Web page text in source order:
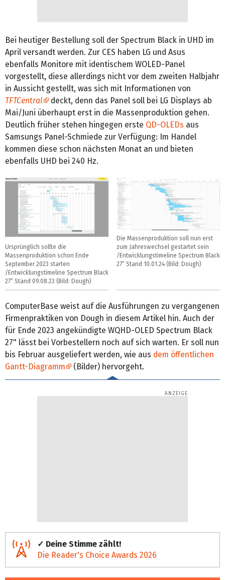
Bei heutiger Bestellung soll der Spectrum Black in UHD im
April versandt werden. Zur CES haben LG und Asus
ebenfalls Monitore mit identischem WOLED-Panel
vorgestellt, diese allerdings nicht vor dem zweiten Halbjahr
in Aussicht gestellt, was sich mit Informationen von
TFTCentral
deckt, denn das Panel soll bei LG Displays ab
Mai/Juni überhaupt erst in die Massenproduktion gehen.
Deutlich früher stehen hingegen erste QD-OLEDs aus
Samsungs Panel-Schmiede zur Verfügung: Im Handel
kommen diese schon nächsten Monat an und bieten
ebenfalls UHD bei 240 Hz.
Ursprünglich sollte die
Massenproduktion schon Ende
September 2023 starten
/Entwicklungstimeline Spectrum Black
27“ Stand 09.08.23 (Bild: Dough)
Die Massenproduktion soll nun erst
zum Jahreswechsel gestartet sein
/Entwicklungstimeline Spectrum Black
27“ Stand 10.01.24 (Bild: Dough)
ComputerBase weist auf die Ausführungen zu vergangenen
Firmenpraktiken von Dough in diesem Artikel hin. Auch der
für Ende 2023 angekündigte WQHD-OLED Spectrum Black
27" lässt bei Vorbestellern noch auf sich warten. Er soll nun
bis Februar ausgeliefert werden, wie aus dem öffentlichen
Gantt-Diagramm
(Bilder) hervorgeht.
✓ Deine Stimme zählt!
Die Reader's Choice Awards 2026